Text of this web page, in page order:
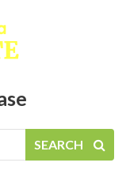
SEARCH